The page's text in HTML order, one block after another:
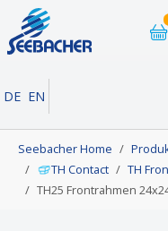
Skip to main navigation
Skip to main content
Skip to page footer
DE EN
Seebacher Home
TH Contact
TH
TH25 Frontrahmen